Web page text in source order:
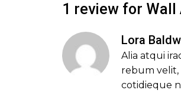
1 review for Wall
Lora
Alia atqui
rebum velit,
cotidieque